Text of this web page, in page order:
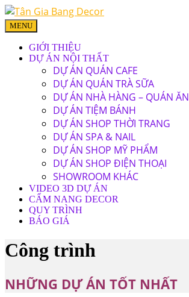
MENU
GIỚI THIỆU
DỰ ÁN NỘI THẤT
DỰ ÁN QUÁN CAFE
DỰ ÁN QUÁN TRÀ SỮA
DỰ ÁN NHÀ HÀNG – QUÁN ĂN
DỰ ÁN TIỆM BÁNH
DỰ ÁN SHOP THỜI TRANG
DỰ ÁN SPA & NAIL
DỰ ÁN SHOP MỸ PHẨM
DỰ ÁN SHOP ĐIỆN THOẠI
SHOWROOM KHÁC
VIDEO 3D DỰ ÁN
CẨM NANG DECOR
QUY TRÌNH
BÁO GIÁ
Công trình
NHỮNG DỰ ÁN TỐT NHẤT